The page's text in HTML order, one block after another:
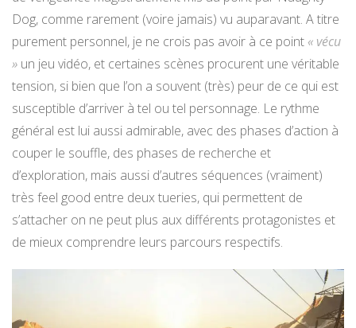
Dog, comme rarement (voire jamais) vu auparavant. A titre
purement personnel, je ne crois pas avoir à ce point « vécu
» un jeu vidéo, et certaines scènes procurent une véritable
tension, si bien que l’on a souvent (très) peur de ce qui est
susceptible d’arriver à tel ou tel personnage. Le rythme
général est lui aussi admirable, avec des phases d’action à
couper le souffle, des phases de recherche et
d’exploration, mais aussi d’autres séquences (vraiment)
très feel good entre deux tueries, qui permettent de
s’attacher on ne peut plus aux différents protagonistes et
de mieux comprendre leurs parcours respectifs.